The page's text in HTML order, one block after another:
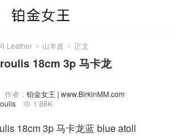
Leather > 山羊皮 > 正文
18cm 3p 马卡龙
作者： 铂金女王 | www.BirkinMM.com
 1.88K
18cm 3p 马卡龙蓝 blue atoll